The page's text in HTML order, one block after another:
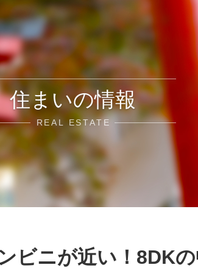
住まいの情報
REAL ESTATE
ビニが近い！8DK